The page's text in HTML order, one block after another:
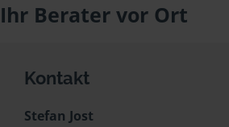
Ihr Berater vor Ort
Kontakt
Stefan Jost